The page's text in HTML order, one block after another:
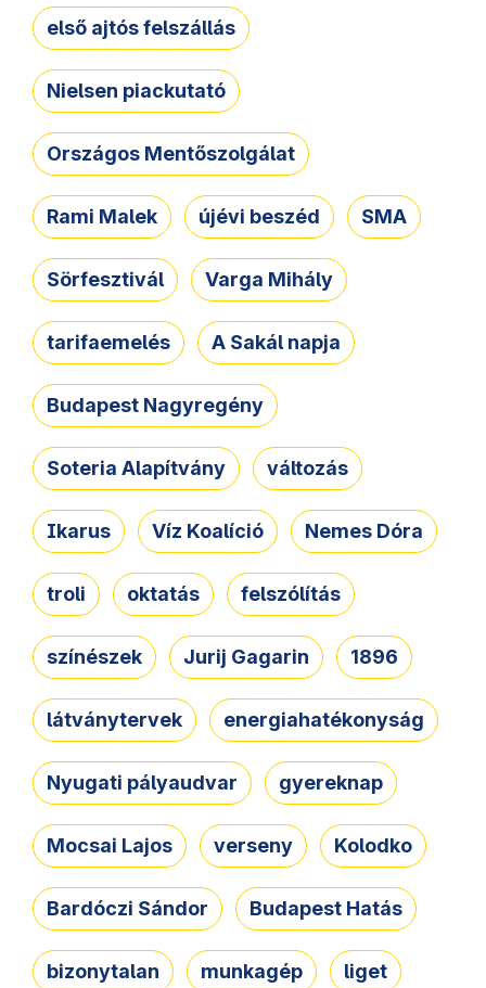
első ajtós felszállás
Nielsen piackutató
Országos Mentőszolgálat
Rami Malek újévi beszéd SMA
Sörfesztivál Varga Mihály
tarifaemelés A Sakál napja
Budapest Nagyregény
Soteria Alapítvány változás
Ikarus Víz Koalíció Nemes Dóra
troli oktatás felszólítás
színészek Jurij Gagarin 1896
látványtervek energiahatékonyság
Nyugati pályaudvar gyereknap
Mocsai Lajos verseny Kolodko
Bardóczi Sándor Budapest Hatás
bizonytalan munkagép liget